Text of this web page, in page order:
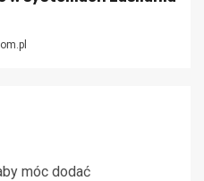
móc dodać